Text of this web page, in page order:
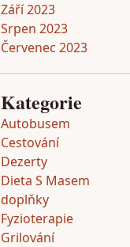
Září 2023
Srpen 2023
Červenec 2023
Kategorie
Autobusem
Cestování
Dezerty
Dieta S Masem
doplňky
Fyzioterapie
Grilování